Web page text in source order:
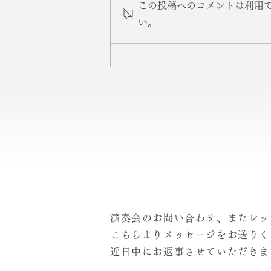
この投稿へのコメントは利用
い。
演奏会のお問い合わせ、またレ
こちらよりメッセージをお送り
近日中にお返事させていただき